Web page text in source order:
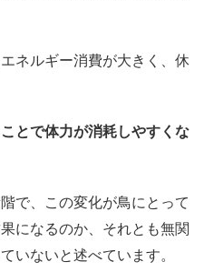
ネルギー消費が大きく、休
とで体力が消耗しやすくな
で、この変化が鳥にとって
になるのか、それとも無関
いないと述べています。